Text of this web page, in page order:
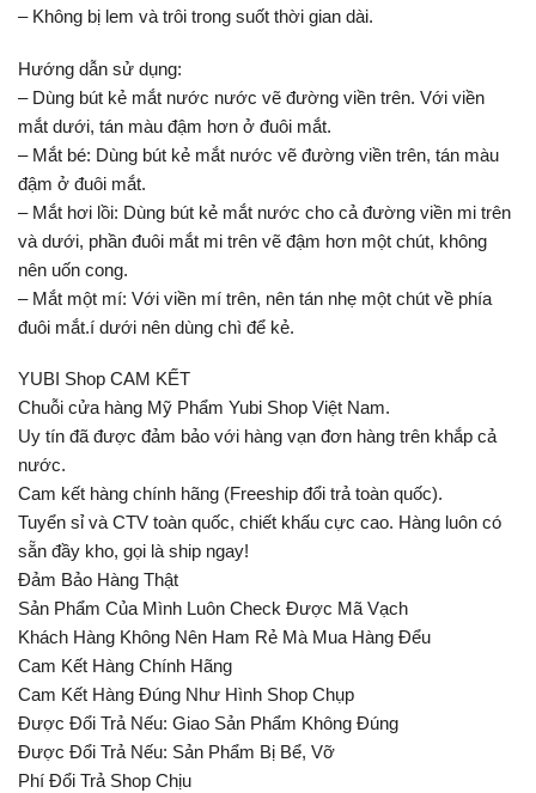
– Không bị lem và trôi trong suốt thời gian dài.
Hướng dẫn sử dụng:
– Dùng bút kẻ mắt nước nước vẽ đường viền trên. Với viền
mắt dưới, tán màu đậm hơn ở đuôi mắt.
– Mắt bé: Dùng bút kẻ mắt nước vẽ đường viền trên, tán màu
đậm ở đuôi mắt.
– Mắt hơi lồi: Dùng bút kẻ mắt nước cho cả đường viền mi trên
và dưới, phần đuôi mắt mi trên vẽ đậm hơn một chút, không
nên uốn cong.
– Mắt một mí: Với viền mí trên, nên tán nhẹ một chút về phía
đuôi mắt.í dưới nên dùng chì để kẻ.
YUBI Shop CAM KẾT
Chuỗi cửa hàng Mỹ Phẩm Yubi Shop Việt Nam.
Uy tín đã được đảm bảo với hàng vạn đơn hàng trên khắp cả
nước.
Cam kết hàng chính hãng (Freeship đổi trả toàn quốc).
Tuyển sỉ và CTV toàn quốc, chiết khấu cực cao. Hàng luôn có
sẵn đầy kho, gọi là ship ngay!
Đảm Bảo Hàng Thật
Sản Phẩm Của Mình Luôn Check Được Mã Vạch
Khách Hàng Không Nên Ham Rẻ Mà Mua Hàng Đểu
Cam Kết Hàng Chính Hãng
Cam Kết Hàng Đúng Như Hình Shop Chụp
Được Đổi Trả Nếu: Giao Sản Phẩm Không Đúng
Được Đổi Trả Nếu: Sản Phẩm Bị Bể, Vỡ
Phí Đổi Trả Shop Chịu